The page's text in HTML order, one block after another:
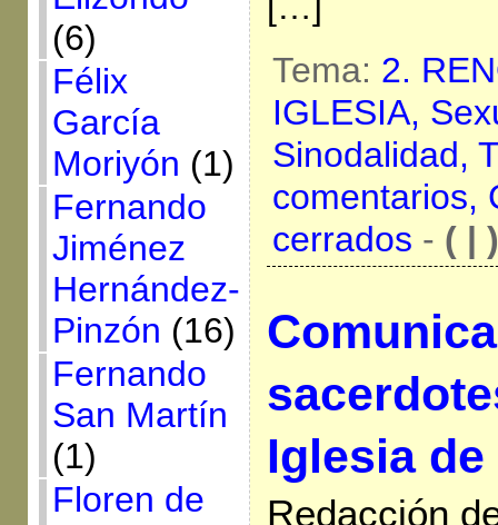
(6)
Félix
García
Moriyón (1)
Fernando
Jiménez
Hernández-
Pinzón (16)
Fernando
San Martín
(1)
Floren de
Tema: 2.
IGLESIA,
Sinodalidad,
comentarios,
cerrados - ( | )
Iglesia
Redacción